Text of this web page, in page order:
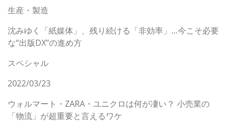
生産・製造
沈みゆく「紙媒体」、残り続ける「非効率」…今こそ必要
な“出版DX”の進め方
スペシャル
2022/03/23
ウォルマート・ZARA・ユニクロは何が凄い？ 小売業の
「物流」が超重要と言えるワケ